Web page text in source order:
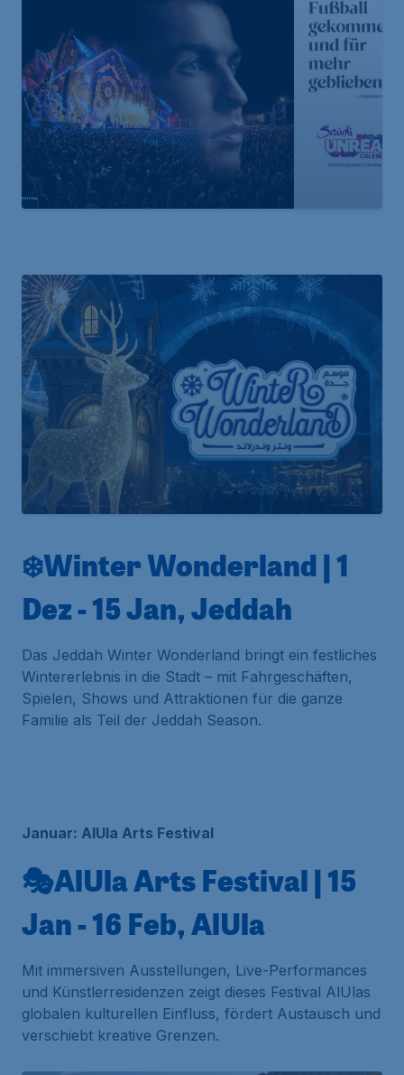
❄️Winter Wonderland | 1
Dez - 15 Jan, Jeddah
Das Jeddah Winter Wonderland bringt ein festliches
Wintererlebnis in die Stadt – mit Fahrgeschäften,
Spielen, Shows und Attraktionen für die ganze
Familie als Teil der Jeddah Season.
Januar: AlUla Arts Festival
🎭AlUla Arts Festival | 15
Jan - 16 Feb, AlUla
Mit immersiven Ausstellungen, Live-Performances
und Künstlerresidenzen zeigt dieses Festival AlUlas
globalen kulturellen Einfluss, fördert Austausch und
verschiebt kreative Grenzen.